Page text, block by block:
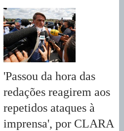
'Passou da hora das
redações reagirem aos
repetidos ataques à
imprensa', por CLARA